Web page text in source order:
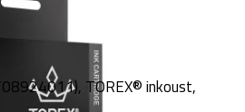
TOREX® inkoust,